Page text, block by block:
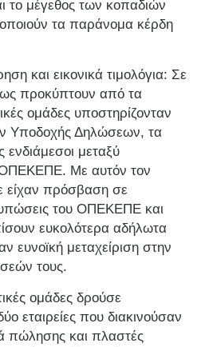
το μέγεθος των κοπαδιών
τα παράνομα κέρδη
και εικονικά τιμολόγια: Σε
προκύπτουν από τα
ομάδες υποστηρίζονταν
Υποδοχής Δηλώσεων, τα
ενδιάμεσοι μεταξύ
Με αυτόν τον
είχαν πρόσβαση σε
του ΟΠΕΚΕΠΕ και
ευκολότερα αδήλωτα
ευνοϊκή μεταχείριση στην
τους.
ομάδες δρούσε
εταιρείες που διακινούσαν
πώλησης και πλαστές